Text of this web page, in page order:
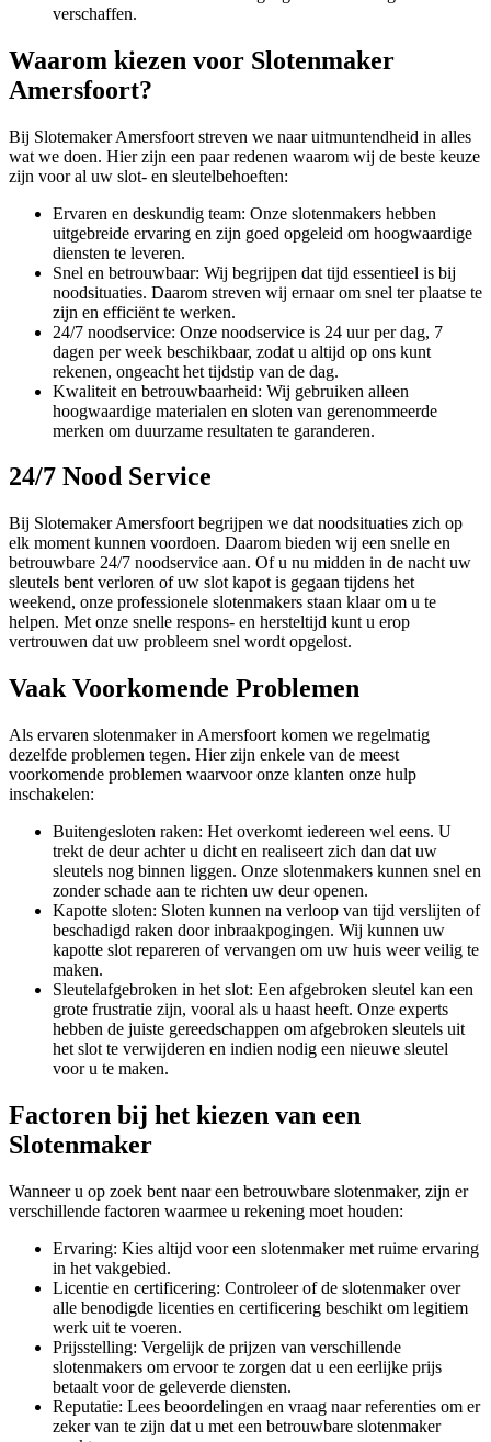
verschaffen.
Waarom kiezen voor Slotenmaker
Amersfoort?
Bij Slotemaker Amersfoort streven we naar uitmuntendheid in alles
wat we doen. Hier zijn een paar redenen waarom wij de beste keuze
zijn voor al uw slot- en sleutelbehoeften:
Ervaren en deskundig team: Onze slotenmakers hebben
uitgebreide ervaring en zijn goed opgeleid om hoogwaardige
diensten te leveren.
Snel en betrouwbaar: Wij begrijpen dat tijd essentieel is bij
noodsituaties. Daarom streven wij ernaar om snel ter plaatse te
zijn en efficiënt te werken.
24/7 noodservice: Onze noodservice is 24 uur per dag, 7
dagen per week beschikbaar, zodat u altijd op ons kunt
rekenen, ongeacht het tijdstip van de dag.
Kwaliteit en betrouwbaarheid: Wij gebruiken alleen
hoogwaardige materialen en sloten van gerenommeerde
merken om duurzame resultaten te garanderen.
24/7 Nood Service
Bij Slotemaker Amersfoort begrijpen we dat noodsituaties zich op
elk moment kunnen voordoen. Daarom bieden wij een snelle en
betrouwbare 24/7 noodservice aan. Of u nu midden in de nacht uw
sleutels bent verloren of uw slot kapot is gegaan tijdens het
weekend, onze professionele slotenmakers staan klaar om u te
helpen. Met onze snelle respons- en hersteltijd kunt u erop
vertrouwen dat uw probleem snel wordt opgelost.
Vaak Voorkomende Problemen
Als ervaren slotenmaker in Amersfoort komen we regelmatig
dezelfde problemen tegen. Hier zijn enkele van de meest
voorkomende problemen waarvoor onze klanten onze hulp
inschakelen:
Buitengesloten raken: Het overkomt iedereen wel eens. U
trekt de deur achter u dicht en realiseert zich dan dat uw
sleutels nog binnen liggen. Onze slotenmakers kunnen snel en
zonder schade aan te richten uw deur openen.
Kapotte sloten: Sloten kunnen na verloop van tijd verslijten of
beschadigd raken door inbraakpogingen. Wij kunnen uw
kapotte slot repareren of vervangen om uw huis weer veilig te
maken.
Sleutelafgebroken in het slot: Een afgebroken sleutel kan een
grote frustratie zijn, vooral als u haast heeft. Onze experts
hebben de juiste gereedschappen om afgebroken sleutels uit
het slot te verwijderen en indien nodig een nieuwe sleutel
voor u te maken.
Factoren bij het kiezen van een
Slotenmaker
Wanneer u op zoek bent naar een betrouwbare slotenmaker, zijn er
verschillende factoren waarmee u rekening moet houden:
Ervaring: Kies altijd voor een slotenmaker met ruime ervaring
in het vakgebied.
Licentie en certificering: Controleer of de slotenmaker over
alle benodigde licenties en certificering beschikt om legitiem
werk uit te voeren.
Prijsstelling: Vergelijk de prijzen van verschillende
slotenmakers om ervoor te zorgen dat u een eerlijke prijs
betaalt voor de geleverde diensten.
Reputatie: Lees beoordelingen en vraag naar referenties om er
zeker van te zijn dat u met een betrouwbare slotenmaker